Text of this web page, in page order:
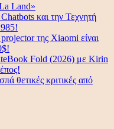
Land»
και την Τεχνητή
της Xiaomi είναι
Fold (2026) με Kirin
θετικές κριτικές από